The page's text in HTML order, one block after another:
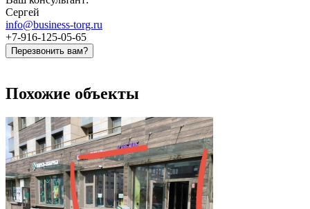
Сергей
info@business-torg.ru
+7-916-125-05-65
Перезвонить вам?
Похожие объекты